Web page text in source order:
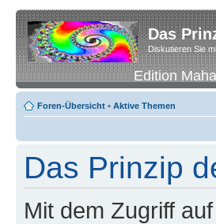
Das
Diskutieren Sie
Edition
Foren-Übersicht • Aktive Themen
Das Prinzip
Mit dem Zugriff